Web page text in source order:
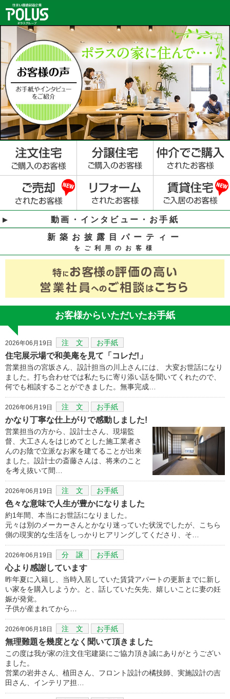
動画・インタビュー・お手紙
新築お披露目パーティー
をご利用のお客様
お客様からいただいたお手紙
2026年06月19日 注 文 お手紙
住宅展示場で和美庵を見て「コレだ!」
営業担当の宮坂さん、設計担当の川上さんには、 大変お世話になり
ました。打ち合わせでは私たちに寄り添い話を聞いてくれたので、
何でも相談することができました。無事完成…
2026年06月19日 注 文 お手紙
かなり丁寧な仕上がりで感動しました!
営業担当の方から、設計士さん、現場監
督、大工さんをはじめてとした施工業者さ
んのお陰で立派なお家を建てることが出来
ました。設計士の斎藤さんは、将来のこと
を考え抜いて間…
2026年06月19日 注 文 お手紙
色々な意味で人生が豊かになりました
約1年間、本当にお世話になりました。
元々は別のメーカーさんとかなり迷っていた状況でしたが、こちら
側の現実的な生活をしっかりヒアリングしてくださり、そ…
2026年06月19日 分 譲 お手紙
心より感謝しています
昨年夏に入籍し、当時入居していた賃貸アパートの更新までに新し
い家をを購入しようか。と、話していた矢先、嬉しいことに妻の妊
娠が発覚。
子供が産まれてから…
2026年06月18日 注 文 お手紙
無理難題を幾度となく聞いて頂きました
この度は我が家の注文住宅建築にご協力頂き誠にありがとうござい
ました。
営業の岩井さん、植田さん、フロント設計の橘技師、実施設計の吉
田さん、インテリア担…